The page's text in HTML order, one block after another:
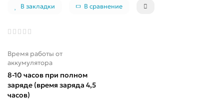
В закладки В сравнение
Время работы от
аккумулятора
8-10 часов при полном
заряде (время заряда 4,5
часов)